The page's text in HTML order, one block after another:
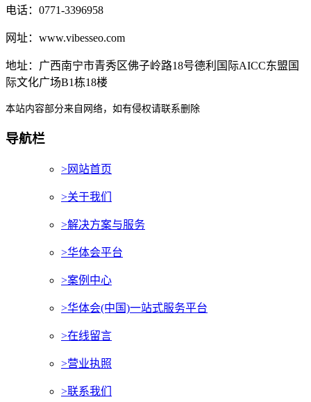
电话：0771-3396958
网址：www.vibesseo.com
地址：广西南宁市青秀区佛子岭路18号德利国际AICC东盟国
际文化广场B1栋18楼
本站内容部分来自网络，如有侵权请联系删除
导航栏
>网站首页
>关于我们
>解决方案与服务
>华体会平台
>案例中心
>华体会(中国)一站式服务平台
>在线留言
>营业执照
>联系我们